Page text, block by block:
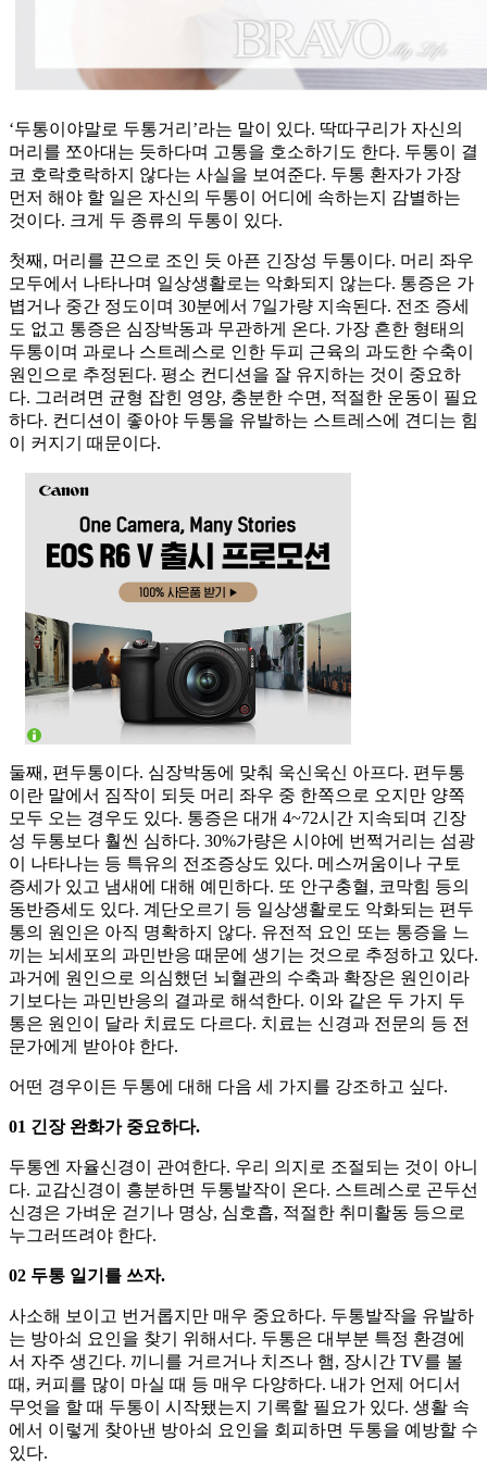
‘두통이야말로 두통거리’라는 말이 있다. 딱따구리가 자신의
머리를 쪼아대는 듯하다며 고통을 호소하기도 한다. 두통이 결
코 호락호락하지 않다는 사실을 보여준다. 두통 환자가 가장
먼저 해야 할 일은 자신의 두통이 어디에 속하는지 감별하는
것이다. 크게 두 종류의 두통이 있다.
첫째, 머리를 끈으로 조인 듯 아픈 긴장성 두통이다. 머리 좌우
모두에서 나타나며 일상생활로는 악화되지 않는다. 통증은 가
볍거나 중간 정도이며 30분에서 7일가량 지속된다. 전조 증세
도 없고 통증은 심장박동과 무관하게 온다. 가장 흔한 형태의
두통이며 과로나 스트레스로 인한 두피 근육의 과도한 수축이
원인으로 추정된다. 평소 컨디션을 잘 유지하는 것이 중요하
다. 그러려면 균형 잡힌 영양, 충분한 수면, 적절한 운동이 필요
하다. 컨디션이 좋아야 두통을 유발하는 스트레스에 견디는 힘
이 커지기 때문이다.
둘째, 편두통이다. 심장박동에 맞춰 욱신욱신 아프다. 편두통
이란 말에서 짐작이 되듯 머리 좌우 중 한쪽으로 오지만 양쪽
모두 오는 경우도 있다. 통증은 대개 4~72시간 지속되며 긴장
성 두통보다 훨씬 심하다. 30%가량은 시야에 번쩍거리는 섬광
이 나타나는 등 특유의 전조증상도 있다. 메스꺼움이나 구토
증세가 있고 냄새에 대해 예민하다. 또 안구충혈, 코막힘 등의
동반증세도 있다. 계단오르기 등 일상생활로도 악화되는 편두
통의 원인은 아직 명확하지 않다. 유전적 요인 또는 통증을 느
끼는 뇌세포의 과민반응 때문에 생기는 것으로 추정하고 있다.
과거에 원인으로 의심했던 뇌혈관의 수축과 확장은 원인이라
기보다는 과민반응의 결과로 해석한다. 이와 같은 두 가지 두
통은 원인이 달라 치료도 다르다. 치료는 신경과 전문의 등 전
문가에게 받아야 한다.
어떤 경우이든 두통에 대해 다음 세 가지를 강조하고 싶다.
01 긴장 완화가 중요하다.
두통엔 자율신경이 관여한다. 우리 의지로 조절되는 것이 아니
다. 교감신경이 흥분하면 두통발작이 온다. 스트레스로 곤두선
신경은 가벼운 걷기나 명상, 심호흡, 적절한 취미활동 등으로
누그러뜨려야 한다.
02 두통 일기를 쓰자.
사소해 보이고 번거롭지만 매우 중요하다. 두통발작을 유발하
는 방아쇠 요인을 찾기 위해서다. 두통은 대부분 특정 환경에
서 자주 생긴다. 끼니를 거르거나 치즈나 햄, 장시간 TV를 볼
때, 커피를 많이 마실 때 등 매우 다양하다. 내가 언제 어디서
무엇을 할 때 두통이 시작됐는지 기록할 필요가 있다. 생활 속
에서 이렇게 찾아낸 방아쇠 요인을 회피하면 두통을 예방할 수
있다.